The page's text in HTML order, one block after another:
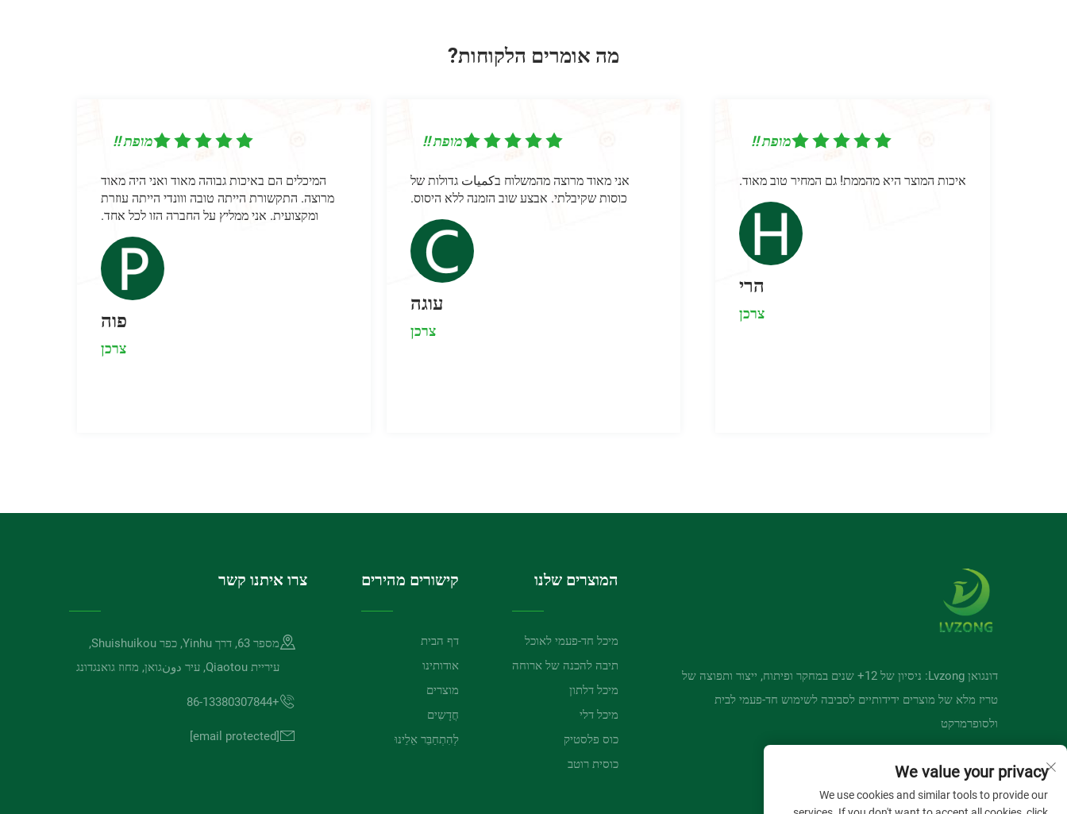
מה אומרים הלקוחות?
מופת !!
המוצר היא מהממת! גם המחיר טוב מאוד.
מופת !!
אני מאוד מרוצה מהמשלוח בكميات גדולות של
כוסות שקיבלתי. אבצע שוב הזמנה ללא היסוס.
מופת !!
המיכלים הם באיכות גבוהה מאוד ואני היה מאוד
מרוצה. התקשורת הייתה טובה ווונדי הייתה עוזרת
ומקצועית. אני ממליץ על החברה הזו לכל אחד.
המכירה הייתה קלה וחלקה
הייתה מהירה ואמינה. כוסות
- עמידות, באיכות גבוהה, בדיוק
מאוד מרוצה מהקניה שלי
דונגואן Lvzong: ניסיון של 12+ שנים במחקר ופיתוח, ייצור ותפוצה של
טריז מלא של מוצרים ידידותיים לסביבה לשימוש חד-פעמי לבית
ולסופרמרקט
המוצרים שלנו
מיכל חד-פעמי לאוכל
תיבה להכנה של ארוחה
מיכל דלתון
מיכל דלי
כוס פלסטיק
כוסית רוטב
קישורים מהירים
דף הבית
אודותינו
מוצרים
חֲדָשִים
לְהִתְחַבֵּר אֵלֵינוּ
צרו איתנו קשר
מספר 63, דרך Yinhu, כפר Shuishuikou,
עיריית Qiaotou, עיר دونגואן, מחוז גואנגדונג
+86-13380307844
[email protected]
We value your privacy
We use cookies and similar tools to provide our